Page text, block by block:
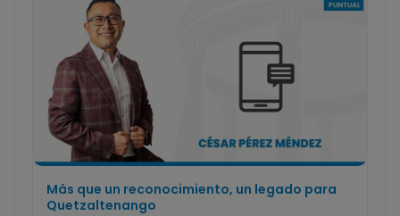
Más que un reconocimiento, un legado para
Quetzaltenango